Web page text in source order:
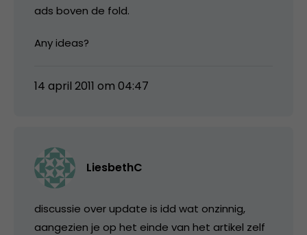
ads boven de fold.
Any ideas?
14 april 2011 om 04:47
LiesbethC
discussie over update is idd wat onzinnig,
aangezien je op het einde van het artikel zelf